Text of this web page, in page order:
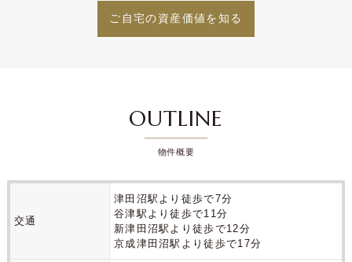
OUTLINE
物件概要
交通
津田沼駅より徒歩で7分
谷津駅より徒歩で11分
新津田沼駅より徒歩で12分
京成津田沼駅より徒歩で17分